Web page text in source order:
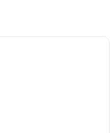
เครื่องนอนระดับพรีเมียม, เตียงพร้อม